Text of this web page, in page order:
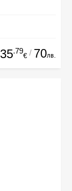
35.79
€ / 70лв.